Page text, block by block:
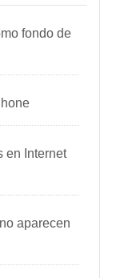
fondo de
en Internet
aparecen